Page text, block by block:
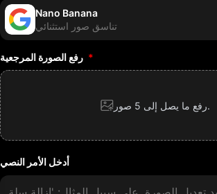
Nano Banana
تناسق صور استثنائي
*
رفع ما يصل إلى 5 صور.
أدخل الأمر النصي